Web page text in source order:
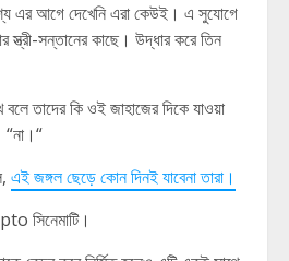
এর আগে দেখেনি এরা কেউই। এ সুযোগে
স্ত্রী-সন্তানের কাছে। উদ্ধার করে তিন
বলে তাদের কি ওই জাহাজের দিকে যাওয়া
এই জঙ্গল ছেড়ে কোন দিনই যাবেনা তারা।
সিনেমাটি।